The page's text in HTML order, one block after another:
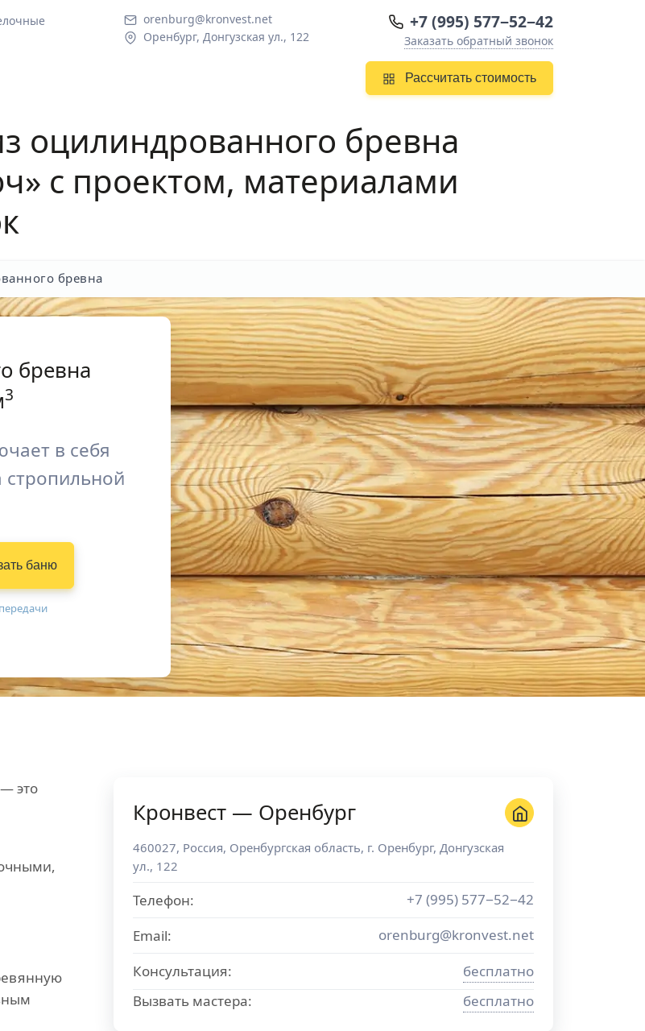
orenburg@kronvest.net
Оренбург, Донгузская ул., 122
+7 (995) 577−52−42
Заказать обратный звонок
Рассчитать стоимость
оцилиндрованного бревна
с проектом, материалами
бревна
бревна
3
в себя
стропильной
баню
это
Кронвест — Оренбург
460027, Россия, Оренбургская область, г. Оренбург, Донгузская
ул., 122
Телефон:
+7 (995) 577−52−42
Email:
orenburg@kronvest.net
Консультация:
бесплатно
Вызвать мастера:
бесплатно